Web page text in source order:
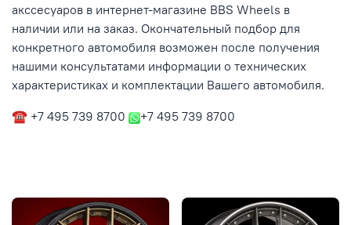
акссесуаров в интернет-магазине BBS Wheels в
наличии или на заказ. Окончательный подбор для
конкретного автомобиля возможен после получения
нашими консультатами информации о технических
характеристиках и комплектации Вашего автомобиля.
☎ +7 495 739 8700
+7 495 739 8700